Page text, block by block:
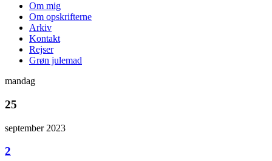
Om mig
Om opskrifterne
Arkiv
Kontakt
Rejser
Grøn julemad
mandag
25
september 2023
2